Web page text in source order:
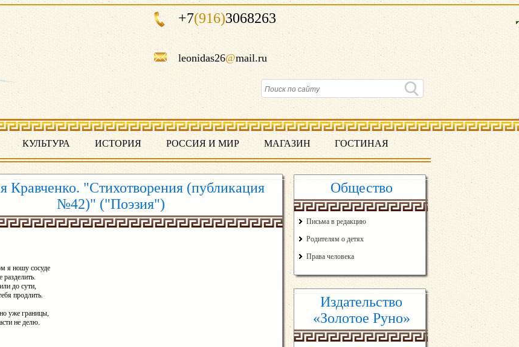
+7(916)3068263
leonidas26@mail.ru
КУЛЬТУРА ИСТОРИЯ РОССИЯ И МИР МАГАЗИН ГОСТИНАЯ
Кравченко. "Стихотворения (публикация
№42)" ("Поэзия")
я ношу сосуде
разделить.
до сути,
продлить.
уже границы,
не делю.
Общество
Письма в редакцию
Родителям о детях
Права человека
Издательство
«Золотое Руно»